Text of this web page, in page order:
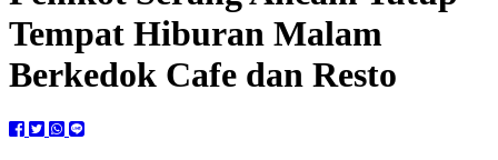
Tempat Hiburan Malam
Berkedok Cafe dan Resto